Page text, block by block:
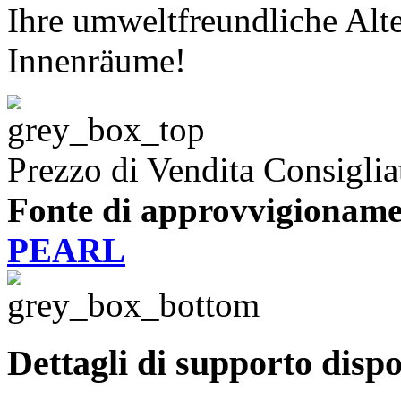
Ihre umweltfreundliche
Innenräume!
Prezzo di Vendita
Fonte di
PEARL
Dettagli di supporto